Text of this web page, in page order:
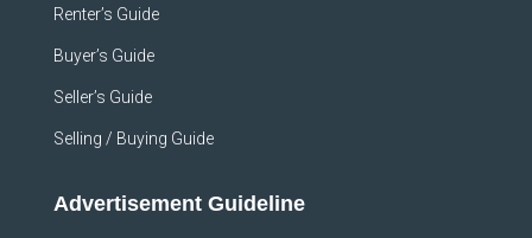
Renter’s Guide
Buyer’s Guide
Seller’s Guide
Selling / Buying Guide
Advertisement Guideline